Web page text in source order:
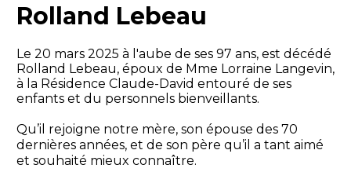
Rolland Lebeau
Le 20 mars 2025 à l'aube de ses 97 ans, est décédé
Rolland Lebeau, époux de Mme Lorraine Langevin,
à la Résidence Claude-David entouré de ses
enfants et du personnels bienveillants.
Qu’il rejoigne notre mère, son épouse des 70
dernières années, et de son père qu’il a tant aimé
et souhaité mieux connaître.